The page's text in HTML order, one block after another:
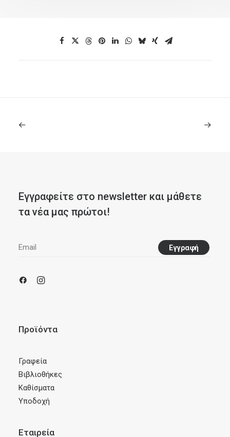
Εγγραφείτε στο newsletter και μάθετε
τα νέα μας πρώτοι!
Προϊόντα
Γραφεία
Βιβλιοθήκες
Καθίσματα
Υποδοχή
Εταιρεία